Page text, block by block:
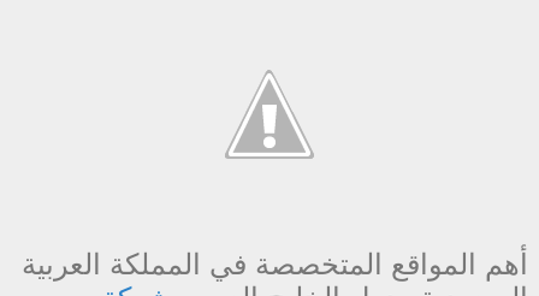
أهم المواقع المتخصصة في المملكة العربية